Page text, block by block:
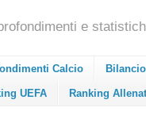
e
Calcio
UEFA Ranking